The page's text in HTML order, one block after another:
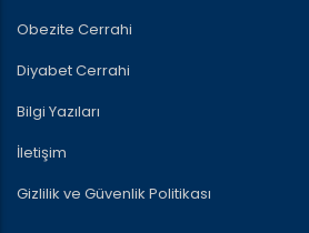
Obezite Cerrahi
Diyabet Cerrahi
Bilgi Yazıları
İletişim
Gizlilik ve Güvenlik Politikası